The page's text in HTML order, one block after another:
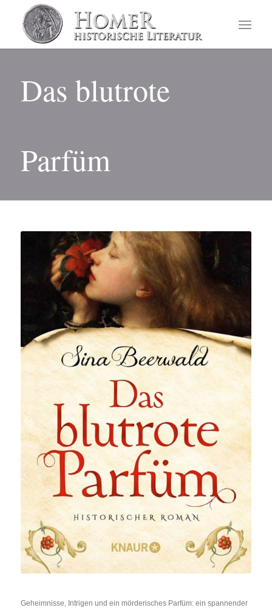
Das blutrote
Parfüm
Geheimnisse, Intrigen und ein mörderisches Parfüm: ein spannender